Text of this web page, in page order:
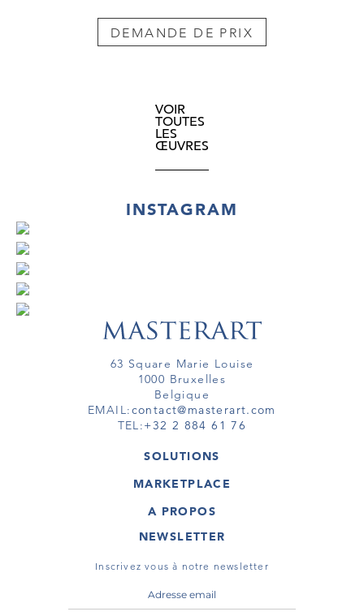
DEMANDE DE PRIX
VOIR
TOUTES
LES
ŒUVRES
INSTAGRAM
63 Square Marie Louise
1000 Bruxelles
Belgique
EMAIL:contact@masterart.com
TEL:+32 2 884 61 76
SOLUTIONS
GALERIE
ARTISTE
TOUR VIRTUEL
MARKETPLACE
OEUVRES D'ART
TOURS VIRTUELS
A PROPOS
MASTERART
CONDITIONS GÉNÉRALES
NEWSLETTER
Inscrivez vous à notre newsletter